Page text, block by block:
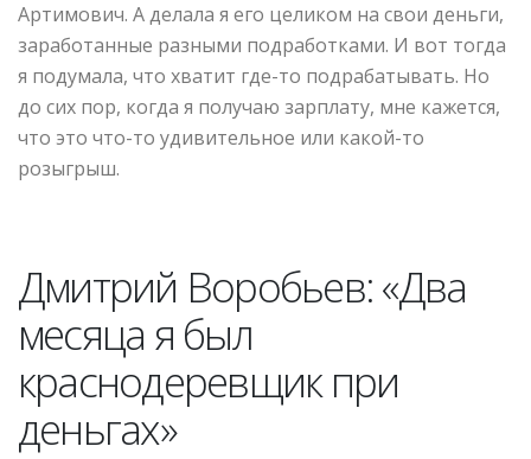
Артимович. А делала я его целиком на свои деньги,
заработанные разными подработками. И вот тогда
я подумала, что хватит где-то подрабатывать. Но
до сих пор, когда я получаю зарплату, мне кажется,
что это что-то удивительное или какой-то
розыгрыш.
Дмитрий Воробьев: «Два
месяца я был
краснодеревщик при
деньгах»